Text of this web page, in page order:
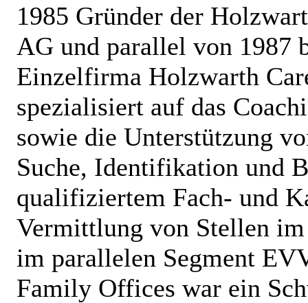
1985 Gründer der
AG und parallel von 1987
Einzelfirma Holzwarth
spezialisiert auf das
sowie die Unterstützung
Suche, Identifikation und
qualifiziertem Fach- und
Vermittlung von Stellen
im parallelen Segment
Family Offices war ein